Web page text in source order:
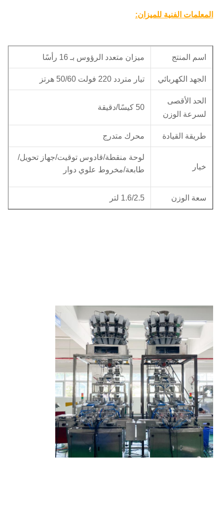
المعلمات الفنية للميزان:
اسم المنتج ميزان متعدد الرؤوس بـ 16 رأسًا
الجهد الكهربائي تيار متردد 220 فولت 50/60 هرتز
الحد الأقصى
لسرعة الوزن
50 كيسًا/دقيقة
طريقة القيادة محرك متدرج
خيار
لوحة منقطة/قادوس توقيت/جهاز تحويل/
طابعة/مخروط علوي دوار
سعة الوزن 1.6/2.5 لتر